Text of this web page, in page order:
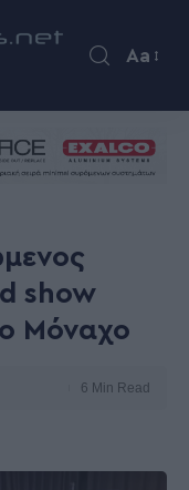
Aa
show
Μόναχο
6 Min Read